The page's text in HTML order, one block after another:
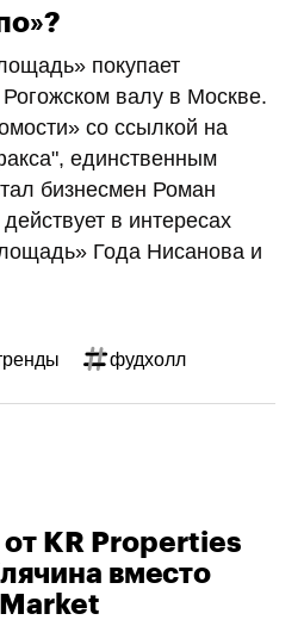
покупает
валу в Москве.
со ссылкой на
единственным
бизнесмен Роман
в интересах
Года Нисанова и
фудхолл
от KR Properties
вместо